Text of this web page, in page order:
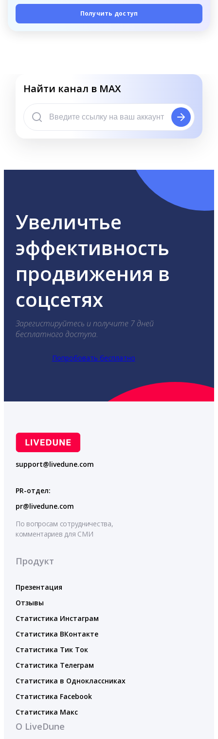
Получить доступ
Найти канал в MAX
Увеличтье
эффективность
продвижения в
соцсетях
Зарегистируйтесь и получите 7 дней
бесплатного доступа.
Попробовать бесплатно
support@livedune.com
PR-отдел:
pr@livedune.com
По вопросам сотрудничества,
комментариев для СМИ
Продукт
Презентация
Отзывы
Статистика Инстаграм
Статистика ВКонтакте
Статистика Тик Ток
Статистика Телеграм
Статистика в Одноклассниках
Статистика Facebook
Статистика Макс
О LiveDune